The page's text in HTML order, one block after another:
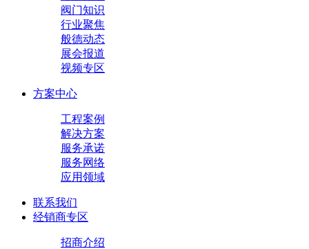
阀门知识
行业聚焦
般德动态
展会报道
视频专区
方案中心
工程案例
解决方案
服务承诺
服务网络
应用领域
联系我们
经销商专区
招商介绍